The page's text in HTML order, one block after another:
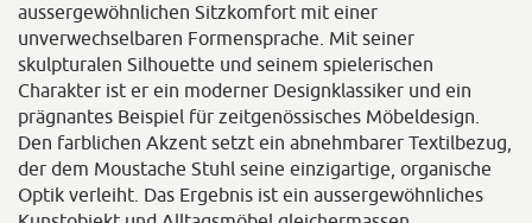
aussergewöhnlichen Sitzkomfort mit einer
unverwechselbaren Formensprache. Mit seiner
skulpturalen Silhouette und seinem spielerischen
Charakter ist er ein moderner Designklassiker und ein
prägnantes Beispiel für zeitgenössisches Möbeldesign.
Den farblichen Akzent setzt ein abnehmbarer Textilbezug,
der dem Moustache Stuhl seine einzigartige, organische
Optik verleiht. Das Ergebnis ist ein aussergewöhnliches